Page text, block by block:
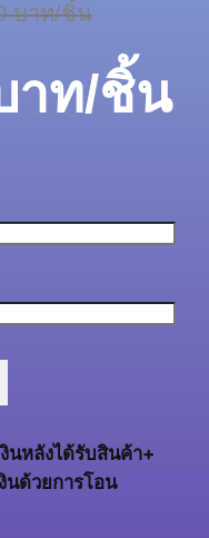
บาท/ชิ้น
าท/ชิ้น
นหลังได้รับสินค้า+
นด้วยการโอน